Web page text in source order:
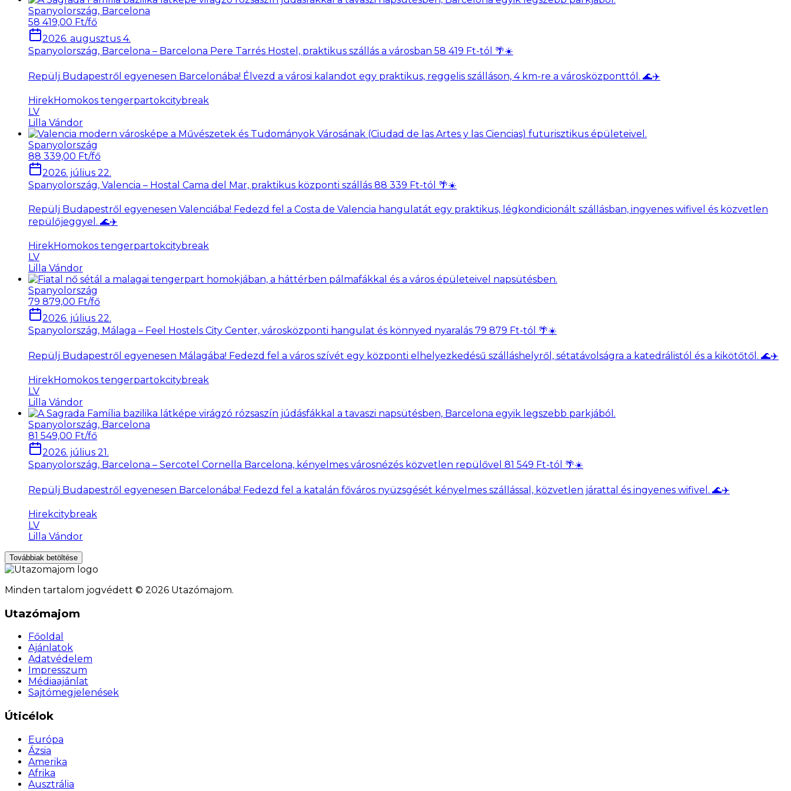
Spanyolország, Barcelona
58 419,00 Ft/fő
2026. augusztus 4.
Spanyolország, Barcelona – Barcelona Pere Tarrés Hostel, praktikus szállás a városban 58 419 Ft-tól 🌴☀️
Repülj Budapestről egyenesen Barcelonába! Élvezd a városi kalandot egy praktikus, reggelis szálláson, 4 km-re a városközponttól. 🌊✈️
HirekHomokos tengerpartokcitybreak
LV
Lilla Vándor
Spanyolország
88 339,00 Ft/fő
2026. július 22.
Spanyolország, Valencia – Hostal Cama del Mar, praktikus központi szállás 88 339 Ft-tól 🌴☀️
Repülj Budapestről egyenesen Valenciába! Fedezd fel a Costa de Valencia hangulatát egy praktikus, légkondicionált szállásban, ingyenes wifivel és közvetlen
repülőjeggyel. 🌊✈️
HirekHomokos tengerpartokcitybreak
LV
Lilla Vándor
Spanyolország
79 879,00 Ft/fő
2026. július 22.
Spanyolország, Málaga – Feel Hostels City Center, városközponti hangulat és könnyed nyaralás 79 879 Ft-tól 🌴☀️
Repülj Budapestről egyenesen Málagába! Fedezd fel a város szívét egy központi elhelyezkedésű szálláshelyről, sétatávolságra a katedrálistól és a kikötőtől. 🌊✈️
HirekHomokos tengerpartokcitybreak
LV
Lilla Vándor
Spanyolország, Barcelona
81 549,00 Ft/fő
2026. július 21.
Spanyolország, Barcelona – Sercotel Cornella Barcelona, kényelmes városnézés közvetlen repülővel 81 549 Ft-tól 🌴☀️
Repülj Budapestről egyenesen Barcelonába! Fedezd fel a katalán főváros nyüzsgését kényelmes szállással, közvetlen járattal és ingyenes wifivel. 🌊✈️
Hirekcitybreak
LV
Lilla Vándor
Továbbiak betöltése
Minden tartalom jogvédett © 2026 Utazómajom.
Utazómajom
Főoldal
Ajánlatok
Adatvédelem
Impresszum
Médiaajánlat
Sajtómegjelenések
Úticélok
Európa
Ázsia
Amerika
Afrika
Ausztrália